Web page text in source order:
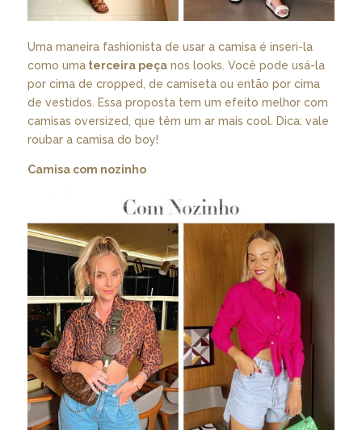
Uma maneira fashionista de usar a camisa é inseri-la
como umaterceira peçanos looks. Você pode usá-la
por cima de cropped, de camiseta ou então por cima
de vestidos. Essa proposta tem um efeito melhor com
camisas oversized, que têm um ar mais cool. Dica: vale
roubar a camisa do boy!
Camisa com nozinho